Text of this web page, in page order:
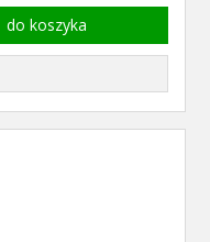
do koszyka